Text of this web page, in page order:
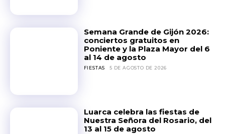
Semana Grande de Gijón 2026:
conciertos gratuitos en
Poniente y la Plaza Mayor del 6
al 14 de agosto
FIESTAS 5 DE AGOSTO DE 2026
Luarca celebra las fiestas de
Nuestra Señora del Rosario, del
13 al 15 de agosto